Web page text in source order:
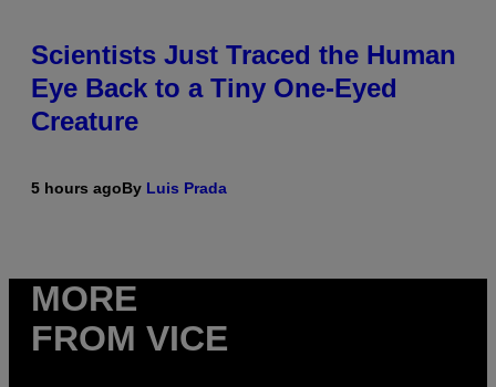
Scientists Just Traced the Human
Eye Back to a Tiny One-Eyed
Creature
5 hours agoBy Luis Prada
MORE
FROM VICE